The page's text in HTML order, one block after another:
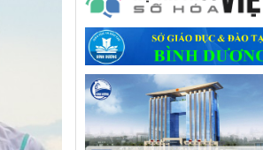
năm 2024 tại các cơ sở giáo
dục trên địa bàn thị xã Bến
Cát
Kế hoạch Triển khai công tác
tuyên truyền, đảm bảo trật tự,
an toàn giao thông năm 2024
tại các cơ sở giáo dục trên địa
bàn thị xã Bến Cát